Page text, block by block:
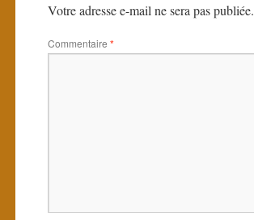
Votre adresse e-mail ne sera pas publiée.
Commentaire *